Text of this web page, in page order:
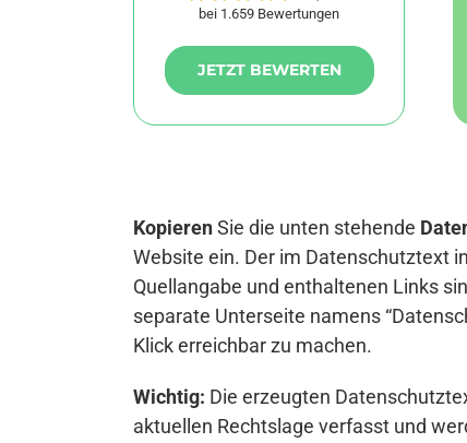
bei 1.659 Bewertungen
JETZT BEWERTEN
KopierenSie die unten stehende
Website ein. Der im Datenschutztext
Quellangabe und enthaltenen Links
separate Unterseite namens
Klick erreichbar zu machen.
Wichtig: Die erzeugten
aktuellen Rechtslage verfasst und